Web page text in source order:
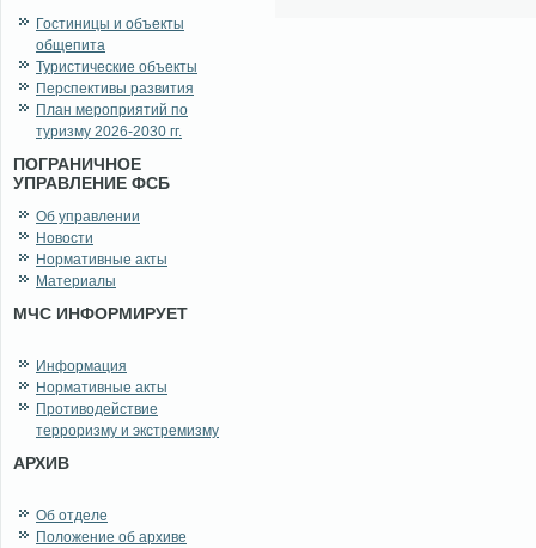
Гостиницы и объекты
общепита
Туристические объекты
Перспективы развития
План мероприятий по
туризму 2026-2030 гг.
ПОГРАНИЧНОЕ
УПРАВЛЕНИЕ ФСБ
Об управлении
Новости
Нормативные акты
Материалы
МЧС ИНФОРМИРУЕТ
Информация
Нормативные акты
Противодействие
терроризму и экстремизму
АРХИВ
Об отделе
Положение об архиве